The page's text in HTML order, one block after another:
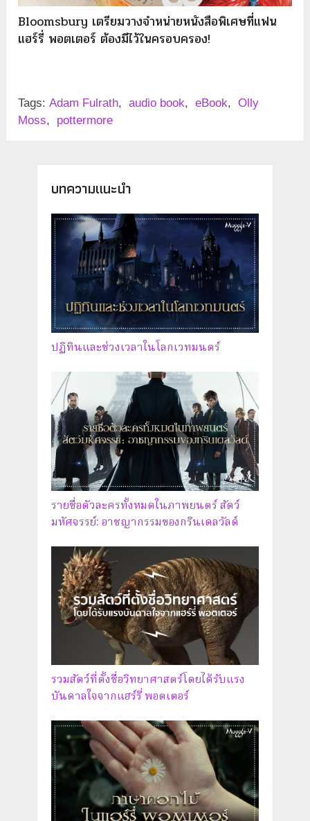
Bloomsbury เตรียมวางจำหน่ายหนังสือพิเศษที่แฟน
แฮร์รี่ พอตเตอร์ ต้องมีไว้ในครอบครอง!
Tags: Adam Fulrath, audio book, eBook, Olly
Moss, pottermore
บทความแนะนำ
ปฏิทินและช่วงเวลาในโลกเวทมนตร์
รายชื่อตัวละครทั้งหมดในภาพยนตร์ สัตว์
มหัศจรรย์: อาชญากรรมของกรินเดลวัลด์
รวมสัตว์ที่ตั้งชื่อวิทยาศาสตร์โดยได้รับแรง
บันดาลใจจากแฮร์รี่ พอตเตอร์